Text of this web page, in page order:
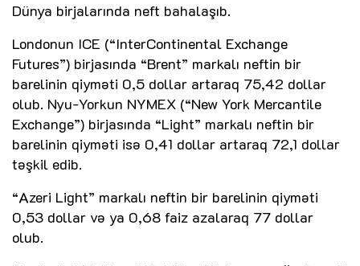
Dünya birjalarında neft bahalaşıb.
Londonun ICE (“InterContinental Exchange
Futures”) birjasında “Brent” markalı neftin bir
barelinin qiyməti 0,5 dollar artaraq 75,42 dollar
olub. Nyu-Yorkun NYMEX (“New York Mercantile
Exchange”) birjasında “Light” markalı neftin bir
barelinin qiyməti isə 0,41 dollar artaraq 72,1 dollar
təşkil edib.
“Azeri Light” markalı neftin bir barelinin qiyməti
0,53 dollar və ya 0,68 faiz azalaraq 77 dollar
olub.